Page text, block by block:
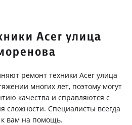
Acer улица
ремонт техники Acer улица
многих лет, поэтому могут
качества и справляются с
сложности. Специалисты всегда
к вам на помощь.